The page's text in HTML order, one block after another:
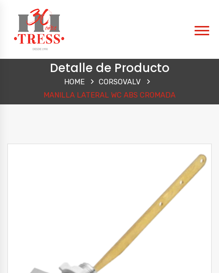
Detalle de Producto
HOME
CORSOVALV
MANILLA LATERAL WC ABS CROMADA